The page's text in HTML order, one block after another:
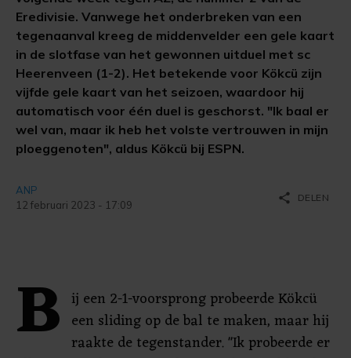
Eredivisie. Vanwege het onderbreken van een
tegenaanval kreeg de middenvelder een gele kaart
in de slotfase van het gewonnen uitduel met sc
Heerenveen (1-2). Het betekende voor Kökcü zijn
vijfde gele kaart van het seizoen, waardoor hij
automatisch voor één duel is geschorst. "Ik baal er
wel van, maar ik heb het volste vertrouwen in mijn
ploeggenoten", aldus Kökcü bij ESPN.
ANP
12 februari 2023 - 17:09
share DELEN
B ij een 2-1-voorsprong probeerde Kökcü
een sliding op de bal te maken, maar hij
raakte de tegenstander. "Ik probeerde er